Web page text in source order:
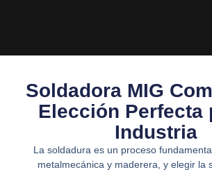
Soldadora MIG
Elección Perfecta
Industria
La soldadura es un proceso
metalmecánica y maderera, y elegir la